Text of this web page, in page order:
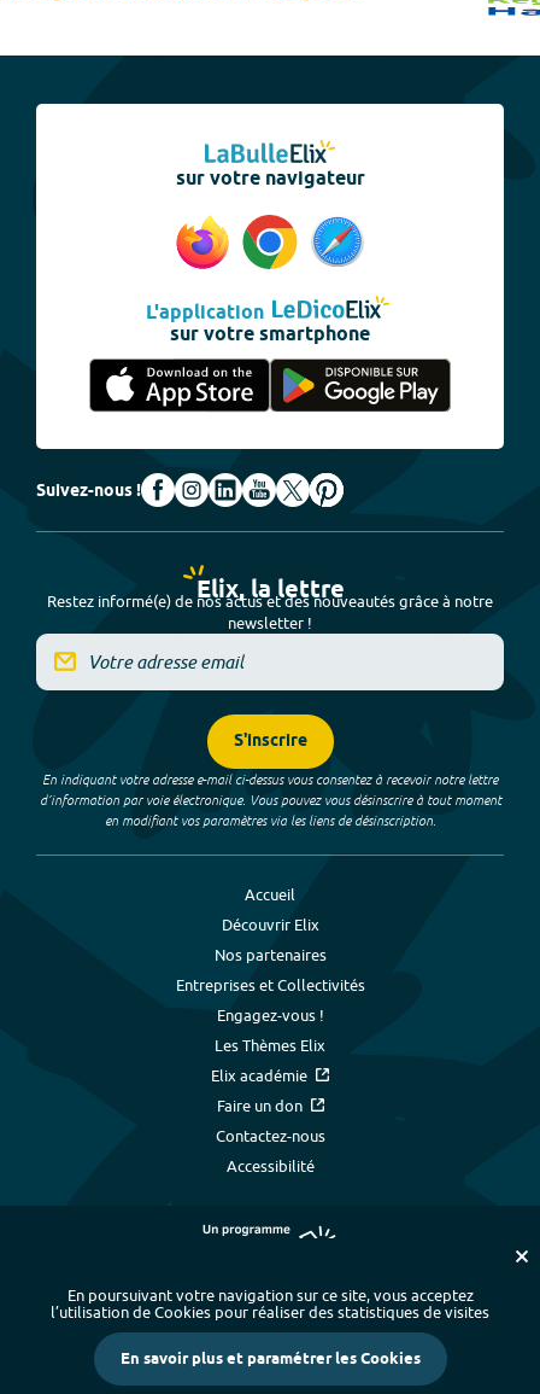
sur votre navigateur
L'application
sur votre smartphone
Suivez-nous !
Elix, la lettre
Restez informé(e) de nos actus et des nouveautés grâce à notre
newsletter !
S'inscrire
En indiquant votre adresse e-mail ci-dessus vous consentez à recevoir notre lettre
d’information par voie électronique. Vous pouvez vous désinscrire à tout moment
en modifiant vos paramètres via les liens de désinscription.
Accueil
Découvrir Elix
Nos partenaires
Entreprises et Collectivités
Engagez-vous !
Les Thèmes Elix
Elix académie
Faire un don
Contactez-nous
Accessibilité
Plan du site - Index alphabétique
-
Mentions légales et données personnelles
- Paramétrer les cookies
Crédits
En poursuivant votre navigation sur ce site, vous acceptez
l’utilisation de Cookies pour réaliser des statistiques de visites
En savoir plus et paramétrer les Cookies